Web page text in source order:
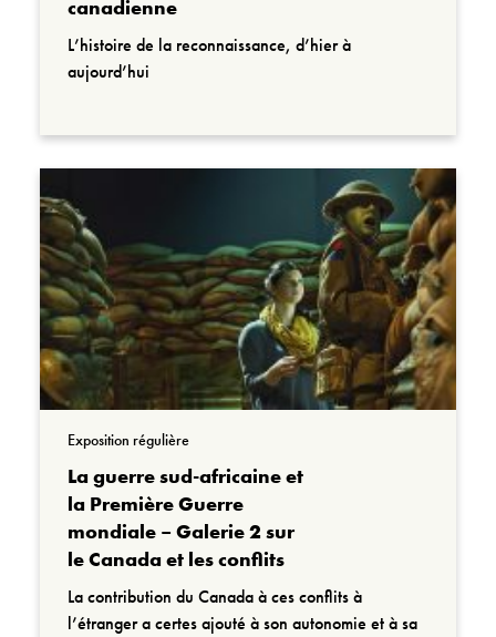
canadienne
L’histoire de la reconnaissance, d’hier à
aujourd’hui
Exposition régulière
La guerre sud-africaine et
la Première Guerre
mondiale – Galerie 2 sur
le Canada et les conflits
La contribution du Canada à ces conflits à
l’étranger a certes ajouté à son autonomie et à sa